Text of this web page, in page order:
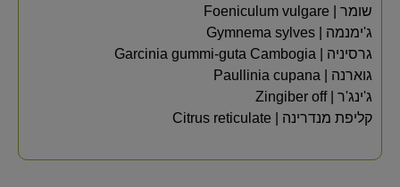
שומר | Foeniculum vulgare
ג'ימנמה | Gymnema sylves
גרסיניה | Garcinia gummi-guta Cambogia
גוארנה | Paullinia cupana
ג'ינג'ר | Zingiber off
קליפת מנדרינה | Citrus reticulate